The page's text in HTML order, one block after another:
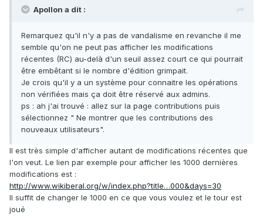
Apollon a dit :
Remarquez qu'il n'y a pas de vandalisme en revanche il me
semble qu'on ne peut pas afficher les modifications
récentes (RC) au-delà d'un seuil assez court ce qui pourrait
être embêtant si le nombre d'édition grimpait.
Je crois qu'il y a un système pour connaitre les opérations
non vérifiées mais ça doit être réservé aux admins.
ps : ah j'ai trouvé : allez sur la page contributions puis
sélectionnez " Ne montrer que les contributions des
nouveaux utilisateurs".
Il est très simple d'afficher autant de modifications récentes que
l'on veut. Le lien par exemple pour afficher les 1000 dernières
modifications est :
http://www.wikiberal.org/w/index.php?title…000&days=30
Il suffit de changer le 1000 en ce que vous voulez et le tour est
joué